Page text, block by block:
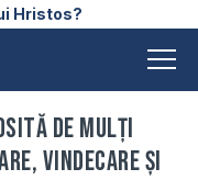
Hristos?
de mulți
vindecare și